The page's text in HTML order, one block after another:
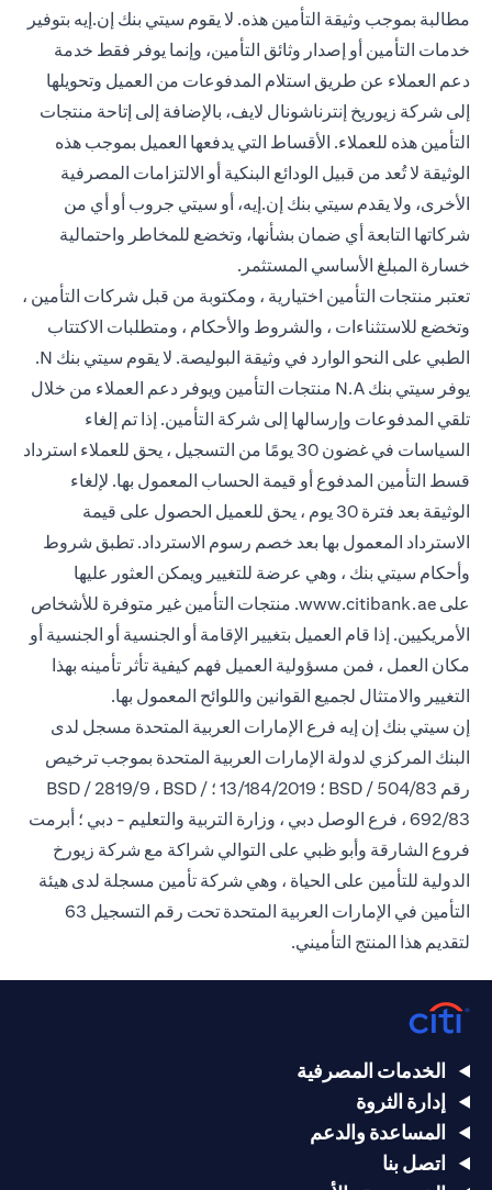
مطالبة بموجب وثيقة التأمين هذه. لا يقوم سيتي بنك إن.إيه بتوفير
خدمات التأمين أو إصدار وثائق التأمين، وإنما يوفر فقط خدمة
دعم العملاء عن طريق استلام المدفوعات من العميل وتحويلها
إلى شركة زيوريخ إنترناشونال لايف، بالإضافة إلى إتاحة منتجات
التأمين هذه للعملاء. الأقساط التي يدفعها العميل بموجب هذه
الوثيقة لا تُعد من قبيل الودائع البنكية أو الالتزامات المصرفية
الأخرى، ولا يقدم سيتي بنك إن.إيه، أو سيتي جروب أو أي من
شركاتها التابعة أي ضمان بشأنها، وتخضع للمخاطر واحتمالية
خسارة المبلغ الأساسي المستثمر.
تعتبر منتجات التأمين اختيارية ، ومكتوبة من قبل شركات التأمين ،
وتخضع للاستثناءات ، والشروط والأحكام ، ومتطلبات الاكتتاب
الطبي على النحو الوارد في وثيقة البوليصة. لا يقوم سيتي بنك N.
يوفر سيتي بنك N.A منتجات التأمين ويوفر دعم العملاء من خلال
تلقي المدفوعات وإرسالها إلى شركة التأمين. إذا تم إلغاء
السياسات في غضون 30 يومًا من التسجيل ، يحق للعملاء استرداد
قسط التأمين المدفوع أو قيمة الحساب المعمول بها. لإلغاء
الوثيقة بعد فترة 30 يوم ، يحق للعميل الحصول على قيمة
الاسترداد المعمول بها بعد خصم رسوم الاسترداد. تطبق شروط
وأحكام سيتي بنك ، وهي عرضة للتغيير ويمكن العثور عليها
على www.citibank.ae
opens in a new tab
. منتجات التأمين غير متوفرة للأشخاص
الأمريكيين. إذا قام العميل بتغيير الإقامة أو الجنسية أو الجنسية أو
مكان العمل ، فمن مسؤولية العميل فهم كيفية تأثر تأمينه بهذا
التغيير والامتثال لجميع القوانين واللوائح المعمول بها.
إن سيتي بنك إن إيه فرع الإمارات العربية المتحدة مسجل لدى
البنك المركزي لدولة الإمارات العربية المتحدة بموجب ترخيص
رقم BSD / 504/83 ؛ 13/184/2019 ؛ BSD / 2819/9 ، BSD /
692/83 ، فرع الوصل دبي ، وزارة التربية والتعليم - دبي ؛ أبرمت
فروع الشارقة وأبو ظبي على التوالي شراكة مع شركة زيورخ
الدولية للتأمين على الحياة ، وهي شركة تأمين مسجلة لدى هيئة
التأمين في الإمارات العربية المتحدة تحت رقم التسجيل 63
لتقديم هذا المنتج التأميني.
الخدمات المصرفية
إدارة الثروة
المساعدة والدعم
اتصل بنا